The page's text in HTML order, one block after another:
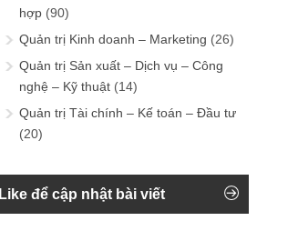
hợp (90)
Quản trị Kinh doanh – Marketing (26)
Quản trị Sản xuất – Dịch vụ – Công
nghệ – Kỹ thuật (14)
Quản trị Tài chính – Kế toán – Đầu tư
(20)
Like để cập nhật bài viết